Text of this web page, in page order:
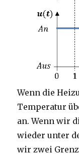
Wenn die
Temperatur
an. Wenn wir
wieder unter
wir zwei